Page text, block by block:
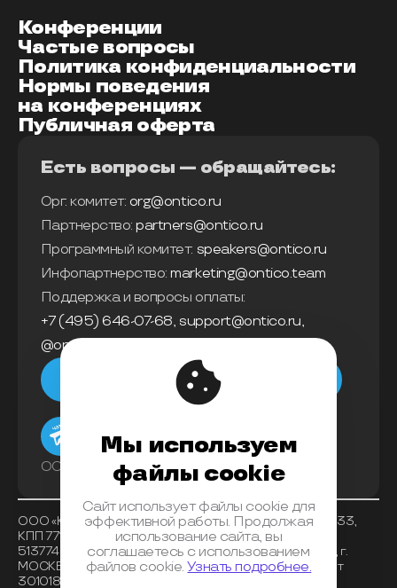
Конференции
Частые вопросы
Политика конфиденциальности
Нормы поведения
на конференциях
Публичная оферта
Есть вопросы — обращайтесь:
Орг. комитет: org@ontico.ru
Партнерство: partners@ontico.ru
Программный комитет: speakers@ontico.ru
Инфопартнерство: marketing@ontico.team
Поддержка и вопросы оплаты:
+7 (495) 646-07-68, support@ontico.ru,
@ontico_support
Мы в телеграм
ООО «Конференции Олега Бунина»
ООО «Конференции Олега Бунина», ИНН 7733863233,
КПП 771401001 , ОКВЭД 62.01, ОКПО 26117225, ОГРН
5137746153518, Банк получателя АО «АЛЬФА-БАНК», г.
МОСКВА, БИК 044525593, корреспондентский счет
30101810200000000593, расчетный счет
Мы используем
файлы cookie
Сайт использует файлы cookie для
эффективной работы. Продолжая
использование сайта, вы
соглашаетесь с использованием
файлов cookie.Узнать подробнее.